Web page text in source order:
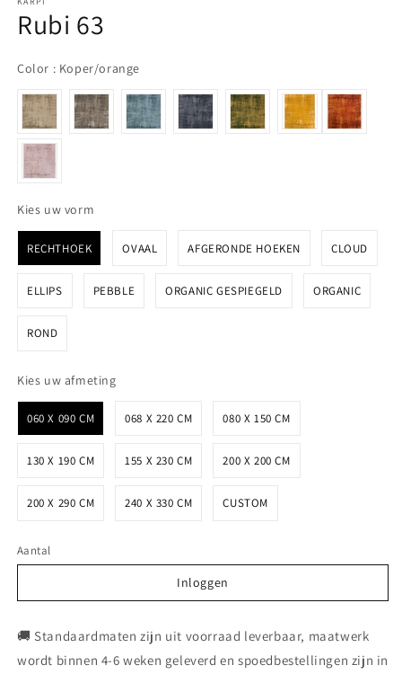
Rubi 63
Color : Koper/orangeColor
Kies uw vorm
RECHTHOEK OVAAL AFGERONDE HOEKEN CLOUD
ELLIPS PEBBLE ORGANIC GESPIEGELD ORGANIC
ROND
Kies uw afmetingKies uw afmeting
060 X 090 CM 068 X 220 CM 080 X 150 CM
130 X 190 CM 155 X 230 CM 200 X 200 CM
200 X 290 CM 240 X 330 CM CUSTOM
Aantal
Inloggen
Inloggen
🚚 Standaardmaten zijn uit voorraad leverbaar, maatwerk
wordt binnen 4-6 weken geleverd en spoedbestellingen zijn in